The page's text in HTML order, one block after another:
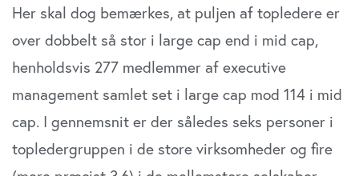
Her skal dog bemærkes, at puljen af topledere er
over dobbelt så stor i large cap end i mid cap,
henholdsvis 277 medlemmer af executive
management samlet set i large cap mod 114 i mid
cap. I gennemsnit er der således seks personer i
topledergruppen i de store virksomheder og fire